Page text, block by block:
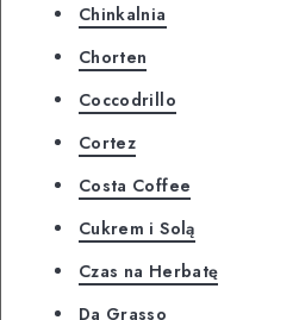
Chinkalnia
Chorten
Coccodrillo
Cortez
Costa Coffee
Cukrem i Solą
Czas na Herbatę
Da Grasso